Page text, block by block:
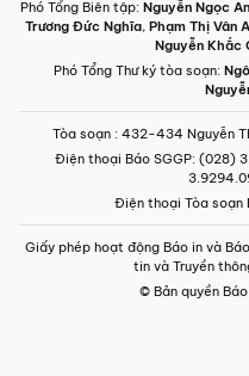
Phó Tổng Biên tập: Nguyễn Ngọc
Trương Đức Nghĩa, Phạm Thị Vân
Nguyễn Khắc
Phó Tổng Thư ký tòa soạn:
Tòa soạn : 432-434 Nguyễn
Điện thoại Báo SGGP: (028)
Điện thoại Tòa soạn
Giấy phép hoạt động Báo in và
tin và Truyền
© Bản quyền